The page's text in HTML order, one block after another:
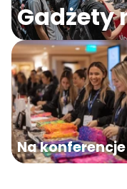
Gadżety
Na konferencje